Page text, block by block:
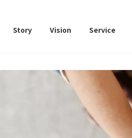
Story Vision Service